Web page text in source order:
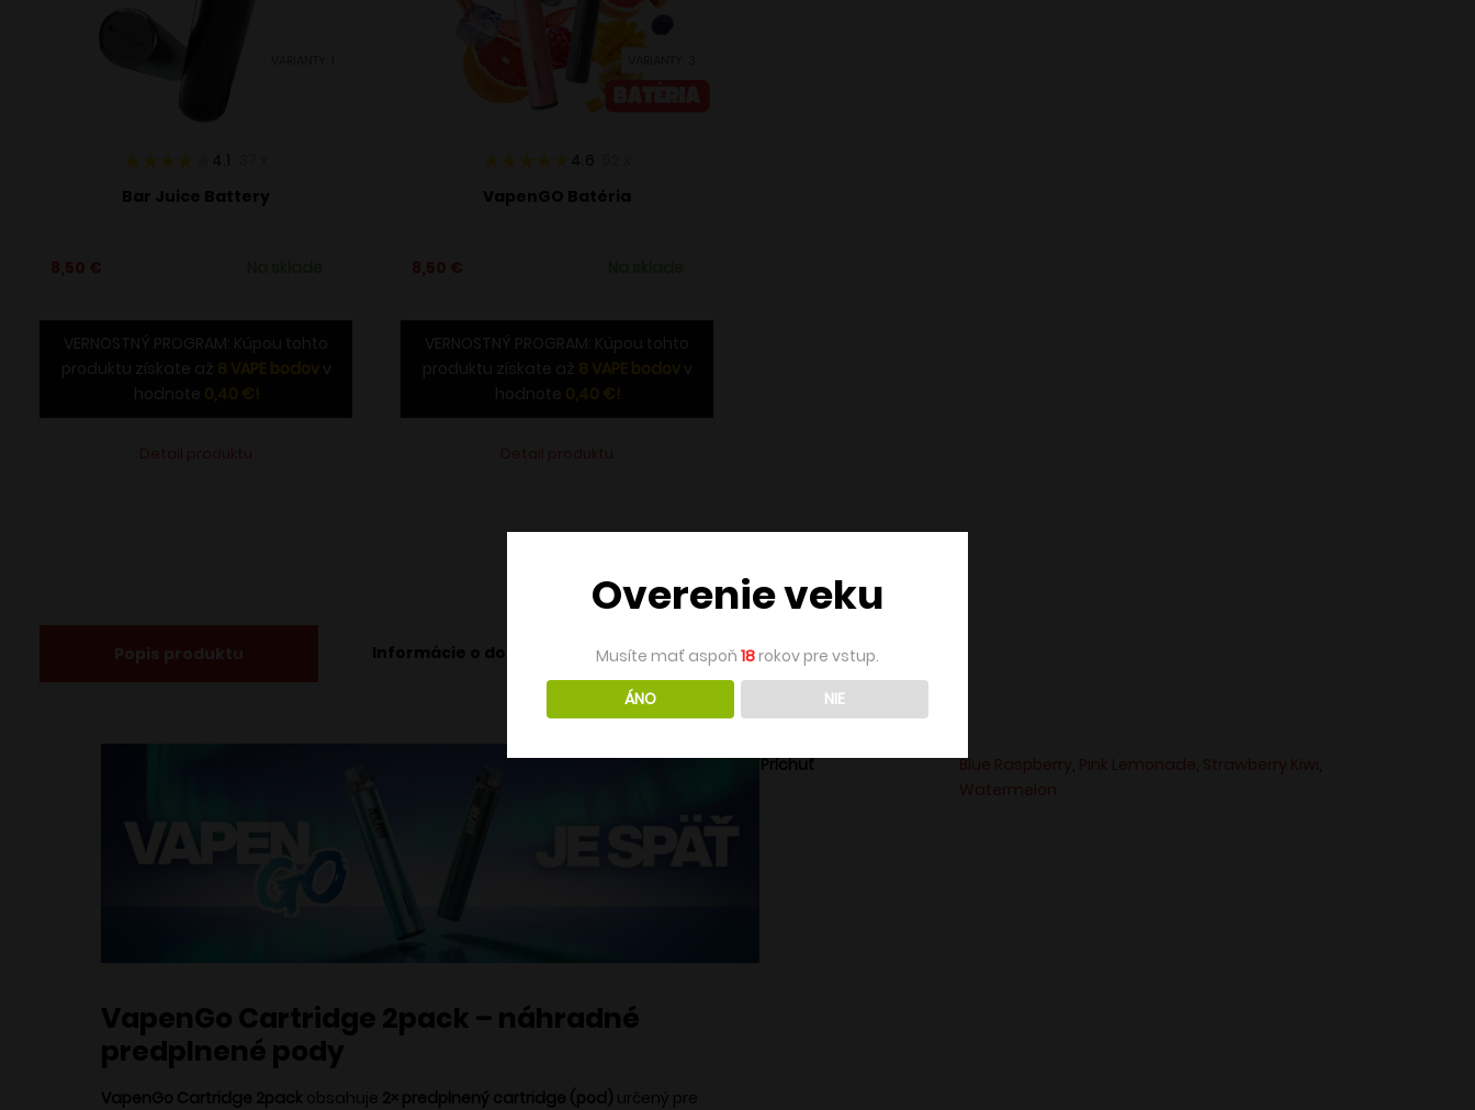
4.1
Bar Juice Battery
VERNOSTNÝ PROGRAM: Kúpou tohto
produktu získate až 8 VAPE bodov v
hodnote 0,40 €!
4.6
VapenGO Batéria
VERNOSTNÝ PROGRAM: Kúpou tohto
produktu získate až 8 VAPE bodov v
hodnote 0,40 €!
Informácie o dodaní
VapenGo Cartridge 2pack – náhradné
predplnené pody
VapenGo Cartridge 2pack obsahuje 2× predplnený cartridge (pod) určený pre
Príchuť Blue Raspberry
Overenie veku
Musíte mať aspoň 18rokov pre vstup.
ÁNO
NIE